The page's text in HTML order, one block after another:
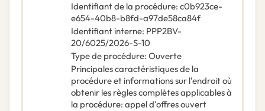
Identifiant de la procédure: c0b923ce-
e654-40b8-b8fd-a97de58ca84f
Identifiant interne: PPP2BV-
20/6025/2026-S-10
Type de procédure: Ouverte
Principales caractéristiques de la
procédure et informations sur l'endroit où
obtenir les règles complètes applicables à
la procédure: appel d'offres ouvert